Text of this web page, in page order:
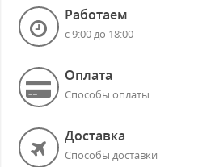
Работаем
с 9:00 до 18:00
Оплата
Способы оплаты
Доставка
Способы доставки